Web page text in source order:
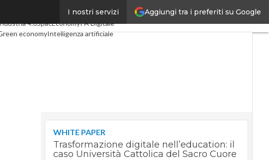
Aggiungi tra i preferiti su Google
I nostri servizi
Digital EconomyTelco
4.0SpacEconomyPA Digitale
economyIntelligenza artificiale
WHITE PAPER
Trasformazione digitale nell’education: il
caso Università Cattolica del Sacro Cuore